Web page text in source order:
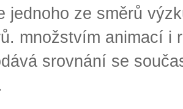
jednoho ze směrů
množstvím animací i
srovnání se